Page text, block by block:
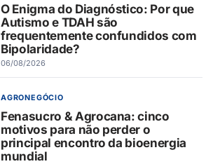
O Enigma do Diagnóstico: Por que
Autismo e TDAH são
frequentemente confundidos com
Bipolaridade?
06/08/2026
AGRONEGÓCIO
Fenasucro & Agrocana: cinco
motivos para não perder o
principal encontro da bioenergia
mundial